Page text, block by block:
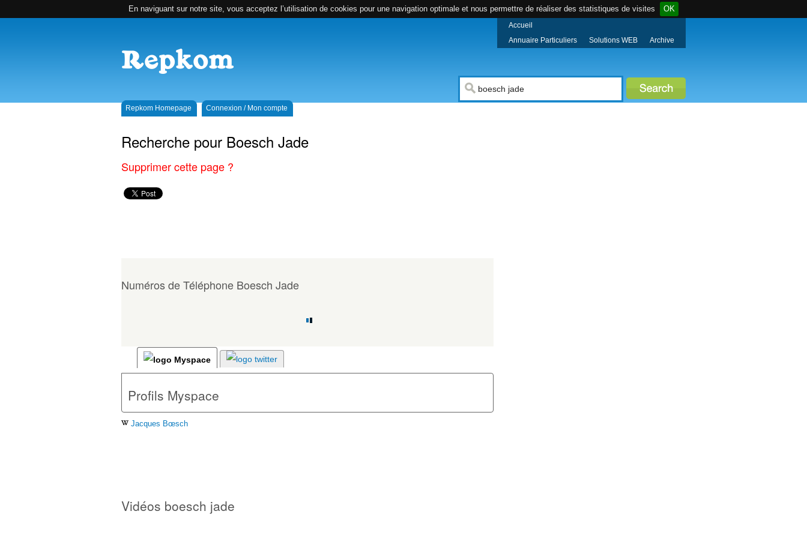
En naviguant sur notre site, vous acceptez l’utilisation de cookies pour une navigation optimale et nous permettre de réaliser des statistiques de visites OK
Accueil
Annuaire Particuliers
Solutions WEB Archive
Repkom Homepage Connexion / Mon compte
Recherche pour Boesch Jade
Supprimer cette page ?
Numéros de Téléphone Boesch Jade
Profils Myspace
Jacques Bœsch
Vidéos boesch jade